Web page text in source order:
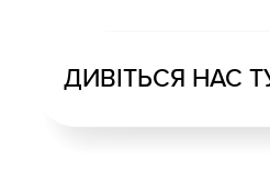
ДИВІТЬСЯ НАС